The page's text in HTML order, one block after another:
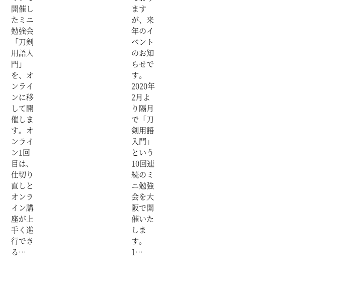
開催し
たミニ
勉強会
「刀剣
用語入
門」
を、オ
ンライ
ンに移
して開
催しま
す。オ
ンライ
ン1回
目は、
仕切り
直しと
オンラ
イン講
座が上
手く進
行でき
る…
ます
が、来
年のイ
ベント
のお知
らせで
す。
2020年
2月よ
り隔月
で「刀
剣用語
入門」
という
10回連
続のミ
ニ勉強
会を大
阪で開
催いた
しま
す。
1…